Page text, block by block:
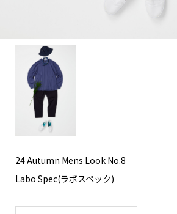
24 Autumn Mens Look No.8
Labo Spec(ラボスペック)